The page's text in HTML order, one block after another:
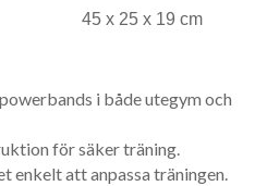
45 x 25 x 19 cm
i både utegym och
för säker träning.
enkelt att anpassa träningen.